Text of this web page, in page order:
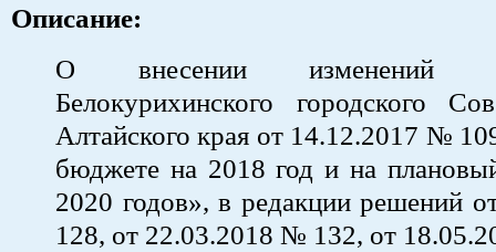
Описание:
О внесении изменений
Белокурихинского городского
Алтайского края от 14.12.2017 №
бюджете на 2018 год и на
2020 годов», в редакции решений
128, от 22.03.2018 № 132, от